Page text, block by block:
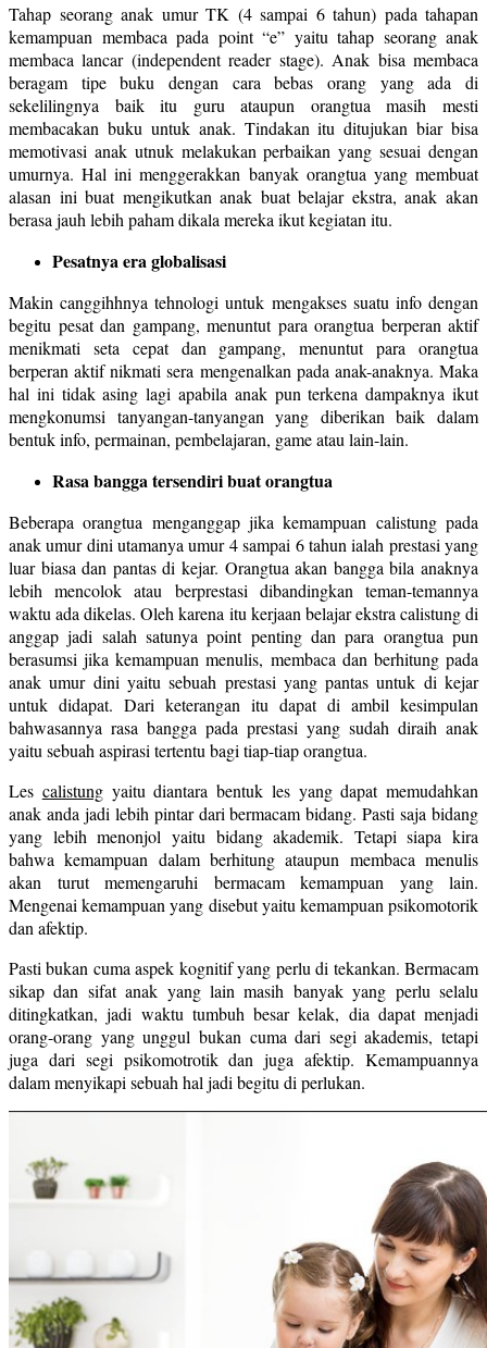
Tahap seorang anak umur TK (4 sampai 6 tahun) pada tahapan
kemampuan membaca pada point “e” yaitu tahap seorang anak
membaca lancar (independent reader stage). Anak bisa membaca
beragam tipe buku dengan cara bebas orang yang ada di
sekelilingnya baik itu guru ataupun orangtua masih mesti
membacakan buku untuk anak. Tindakan itu ditujukan biar bisa
memotivasi anak utnuk melakukan perbaikan yang sesuai dengan
umurnya. Hal ini menggerakkan banyak orangtua yang membuat
alasan ini buat mengikutkan anak buat belajar ekstra, anak akan
berasa jauh lebih paham dikala mereka ikut kegiatan itu.
Pesatnya era globalisasi
Makin canggihhnya tehnologi untuk mengakses suatu info dengan
begitu pesat dan gampang, menuntut para orangtua berperan aktif
menikmati seta cepat dan gampang, menuntut para orangtua
berperan aktif nikmati sera mengenalkan pada anak-anaknya. Maka
hal ini tidak asing lagi apabila anak pun terkena dampaknya ikut
mengkonumsi tanyangan-tanyangan yang diberikan baik dalam
bentuk info, permainan, pembelajaran, game atau lain-lain.
Rasa bangga tersendiri buat orangtua
Beberapa orangtua menganggap jika kemampuan calistung pada
anak umur dini utamanya umur 4 sampai 6 tahun ialah prestasi yang
luar biasa dan pantas di kejar. Orangtua akan bangga bila anaknya
lebih mencolok atau berprestasi dibandingkan teman-temannya
waktu ada dikelas. Oleh karena itu kerjaan belajar ekstra calistung di
anggap jadi salah satunya point penting dan para orangtua pun
berasumsi jika kemampuan menulis, membaca dan berhitung pada
anak umur dini yaitu sebuah prestasi yang pantas untuk di kejar
untuk didapat. Dari keterangan itu dapat di ambil kesimpulan
bahwasannya rasa bangga pada prestasi yang sudah diraih anak
yaitu sebuah aspirasi tertentu bagi tiap-tiap orangtua.
Les calistungyaitu diantara bentuk les yang dapat memudahkan
anak anda jadi lebih pintar dari bermacam bidang. Pasti saja bidang
yang lebih menonjol yaitu bidang akademik. Tetapi siapa kira
bahwa kemampuan dalam berhitung ataupun membaca menulis
akan turut memengaruhi bermacam kemampuan yang lain.
Mengenai kemampuan yang disebut yaitu kemampuan psikomotorik
dan afektip.
Pasti bukan cuma aspek kognitif yang perlu di tekankan. Bermacam
sikap dan sifat anak yang lain masih banyak yang perlu selalu
ditingkatkan, jadi waktu tumbuh besar kelak, dia dapat menjadi
orang-orang yang unggul bukan cuma dari segi akademis, tetapi
juga dari segi psikomotrotik dan juga afektip. Kemampuannya
dalam menyikapi sebuah hal jadi begitu di perlukan.